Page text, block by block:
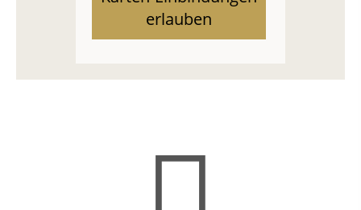
erlauben